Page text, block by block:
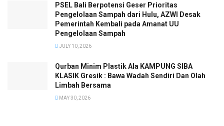
PSEL Bali Berpotensi Geser Prioritas
Pengelolaan Sampah dari Hulu, AZWI Desak
Pemerintah Kembali pada Amanat UU
Pengelolaan Sampah
JULY 10, 2026
Qurban Minim Plastik Ala KAMPUNG SIBA
KLASIK Gresik : Bawa Wadah Sendiri Dan Olah
Limbah Bersama
MAY 30, 2026